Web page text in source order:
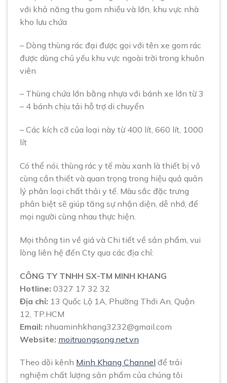
với khả năng thu gom nhiều và lớn, khu vực nhà
kho lưu chứa
– Dòng thùng rác đại được gọi với tên xe gom rác
được dùng chủ yếu khu vực ngoài trời trong khuôn
viên
– Thùng chứa lớn bằng nhựa với bánh xe lớn từ 3
– 4 bánh chịu tải hỗ trợ di chuyển
– Các kích cỡ của loại này từ 400 lít, 660 lít, 1000
lít
Có thể nói, thùng rác y tế màu xanh là thiết bị vô
cùng cần thiết và quan trọng trong hiệu quả quản
lý phân loại chất thải y tế. Màu sắc đặc trưng
phân biệt sẽ giúp tăng sự nhận diện, dễ nhớ, để
mọi người cùng nhau thực hiện.
Mọi thông tin về giá và Chi tiết về sản phẩm, vui
lòng liên hệ đến Cty qua các địa chỉ:
CÔNG TY TNHH SX-TM MINH KHANG
Hotline: 0327 17 32 32
Địa chỉ: 13 Quốc Lộ 1A, Phường Thới An, Quận
12, TP.HCM
Email: nhuaminhkhang3232@gmail.com
Website: moitruongsong.net.vn
Theo dõi kênh Minh Khang Channel để trải
nghiệm chất lượng sản phẩm của chúng tôi